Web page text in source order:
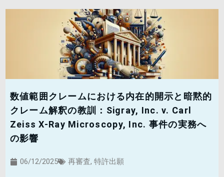
数値範囲クレームにおける内在的開示と暗黙的
クレーム解釈の教訓：Sigray, Inc. v. Carl
Zeiss X-Ray Microscopy, Inc. 事件の実務へ
の影響
06/12/2025 再審査, 特許出願